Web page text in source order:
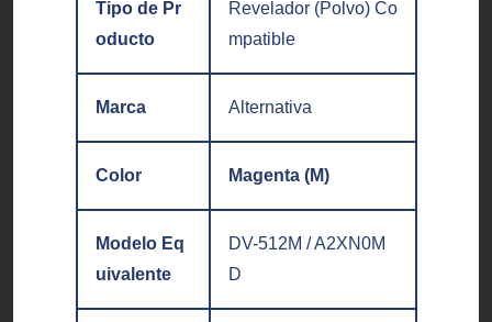
Tipo de Pr
oducto
Revelador (Polvo) Co
mpatible
Marca Alternativa
Color Magenta (M)
Modelo Eq
uivalente
DV-512M / A2XN0M
D